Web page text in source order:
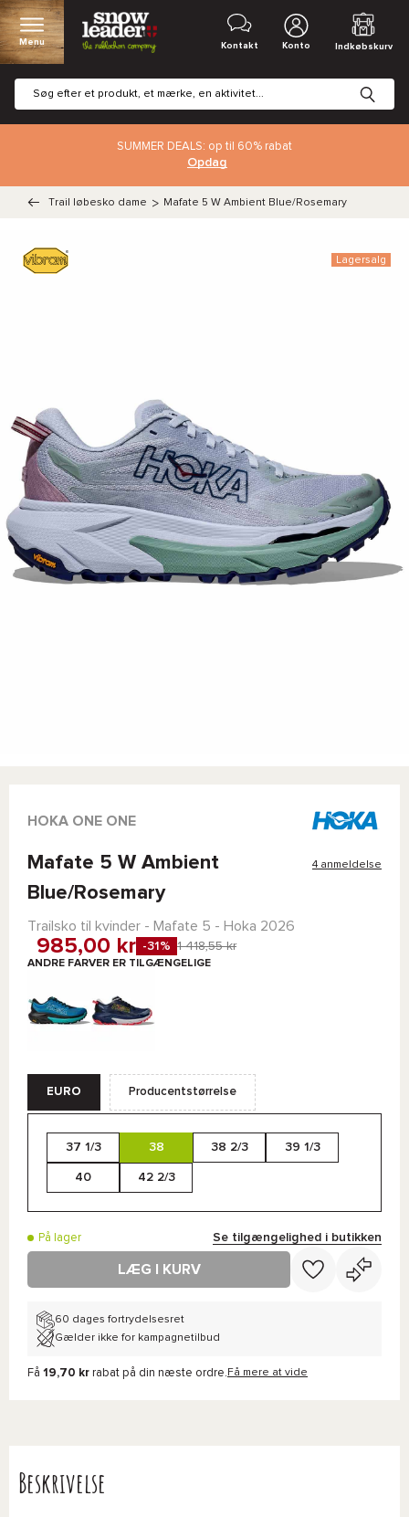
Menu Kontakt Konto Indkøbskurv
SUMMER DEALS: op til 60% rabat
Opdag
Trail løbesko dame > Mafate 5 W Ambient Blue/Rosemary
Lagersalg
HOKA ONE ONE
Mafate 5 W Ambient
Blue/Rosemary
4 anmeldelse
Trailsko til kvinder - Mafate 5 - Hoka 2026
985,00 kr -31% 1 418,55 kr
ANDRE FARVER ER TILGÆNGELIGE
EURO Producentstørrelse
37 1/3 38 38 2/3 39 1/3
40 42 2/3
På lager Se tilgængelighed i butikken
LÆG I KURV
60 dages fortrydelsesret
Gælder ikke for kampagnetilbud
Få 19,70 kr rabat på din næste ordre. Få mere at vide
Beskrivelse